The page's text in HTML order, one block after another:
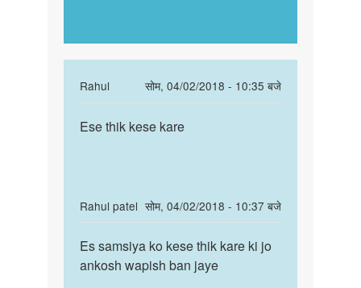
Rahul
सोम, 04/02/2018 - 10:35 बजे
reply
to
बेटे.
एक…
by
Auntyji
Ese
Ese thik kese kare
Rahul patel सोम, 04/02/2018 - 10:37 बजे
In
reply
to
चिंता
Es
samsiya
Es samsiya ko kese thik kare ki jo
ankosh wapish ban jaye